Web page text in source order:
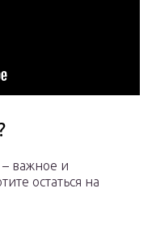
важное и
остаться на